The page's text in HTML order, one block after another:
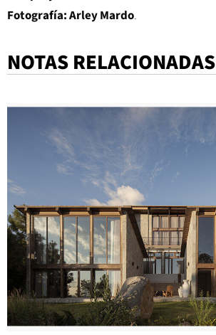
Fotografía:Arley Mardo.
NOTAS RELACIONADAS